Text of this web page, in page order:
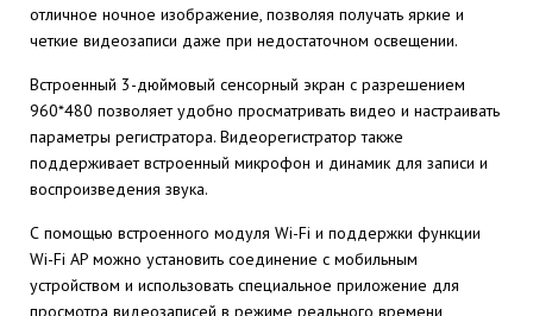
отличное ночное изображение, позволяя получать яркие и
четкие видеозаписи даже при недостаточном освещении.
Встроенный 3-дюймовый сенсорный экран с разрешением
960*480 позволяет удобно просматривать видео и настраивать
параметры регистратора. Видеорегистратор также
поддерживает встроенный микрофон и динамик для записи и
воспроизведения звука.
С помощью встроенного модуля Wi-Fi и поддержки функции
Wi-Fi AP можно установить соединение с мобильным
устройством и использовать специальное приложение для
просмотра видеозаписей в режиме реального времени,